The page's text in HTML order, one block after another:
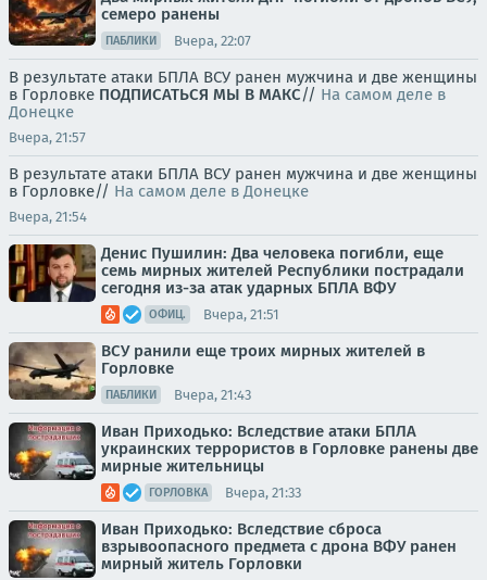
семеро ранены
ПАБЛИКИ Вчера, 22:07
В результате атаки БПЛА ВСУ ранен мужчина и две женщины
в Горловке ПОДПИСАТЬСЯ МЫ В MAКС// На самом деле в
Донецке
Вчера, 21:57
В результате атаки БПЛА ВСУ ранен мужчина и две женщины
в Горловке// На самом деле в Донецке
Вчера, 21:54
Денис Пушилин: Два человека погибли, еще
семь мирных жителей Республики пострадали
сегодня из-за атак ударных БПЛА ВФУ
ОФИЦ. Вчера, 21:51
ВСУ ранили еще троих мирных жителей в
Горловке
ПАБЛИКИ Вчера, 21:43
Иван Приходько: Вследствие атаки БПЛА
украинских террористов в Горловке ранены две
мирные жительницы
ГОРЛОВКА Вчера, 21:33
Иван Приходько: Вследствие сброса
взрывоопасного предмета с дрона ВФУ ранен
мирный житель Горловки